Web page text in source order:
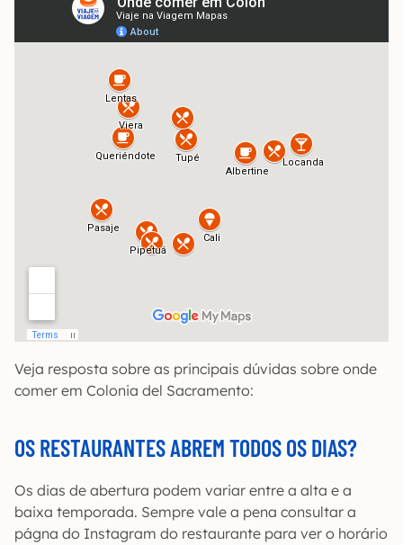
Veja resposta sobre as principais dúvidas sobre onde
comer em Colonia del Sacramento:
OS RESTAURANTES ABREM TODOS OS DIAS?
Os dias de abertura podem variar entre a alta e a
baixa temporada. Sempre vale a pena consultar a
págna do Instagram do restaurante para ver o horário